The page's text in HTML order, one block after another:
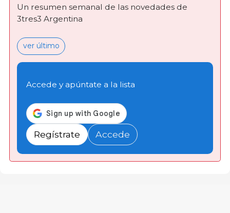
Un resumen semanal de las novedades de
3tres3 Argentina
ver último
Accede y apúntate a la lista
Regístrate Accede